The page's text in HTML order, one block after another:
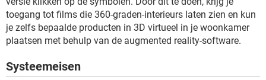
toegang tot films die 360-graden-interieurs laten zien en kun
je zelfs bepaalde producten in 3D virtueel in je woonkamer
plaatsen met behulp van de augmented reality-software.
Systeemeisen